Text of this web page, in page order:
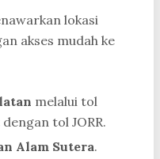
lokasi
akses mudah ke
melalui tol
tol JORR.
Alam Sutera.